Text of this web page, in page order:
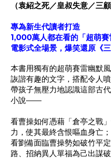
（袁紹之死／皇叔失意／三顧
專為新生代讀者打造
1,000萬人都在看的「超萌
電影式全場景，爆笑還原《
本書用獨有的超萌賽雷幽默風
詼諧有趣的文字，搭配令人
帶孩子無壓力地認識這部古
小說——
看曹操如何憑藉「倉亭之戰
力，使其最終含恨嘔血身亡；
看劉備面臨曹操勢如破竹平
路、招納異人單福為己出謀破